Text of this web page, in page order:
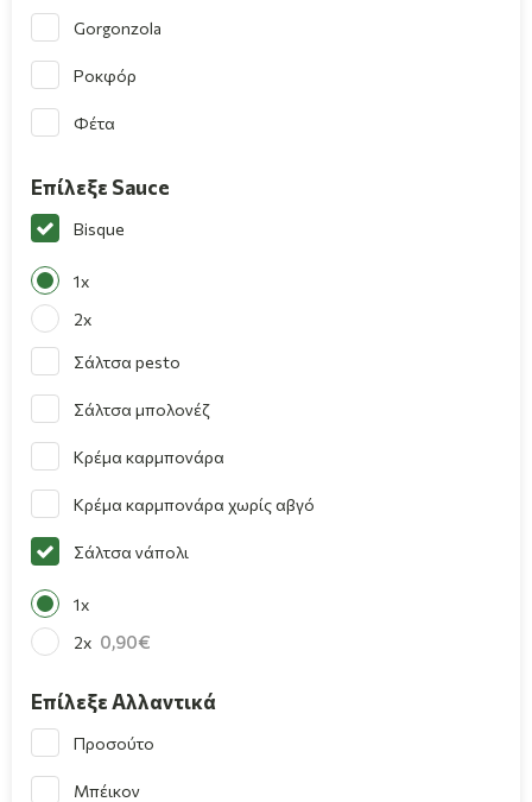
Gorgonzola
Ροκφόρ
Φέτα
Επίλεξε Sauce
Bisque
1x
2x
Σάλτσα pesto
Σάλτσα μπολονέζ
Κρέμα καρμπονάρα
Κρέμα καρμπονάρα χωρίς αβγό
Σάλτσα νάπολι
1x
2x 0,90
Επίλεξε Αλλαντικά
Προσούτο
Μπέικον